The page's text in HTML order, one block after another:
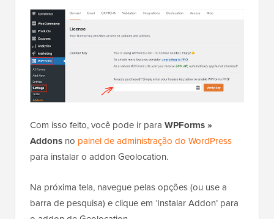
Com isso feito, você pode ir para WPForms »
Addons no painel de administração do WordPress
para instalar o addon Geolocation.
Na próxima tela, navegue pelas opções (ou use a
barra de pesquisa) e clique em ‘Instalar Addon’ para